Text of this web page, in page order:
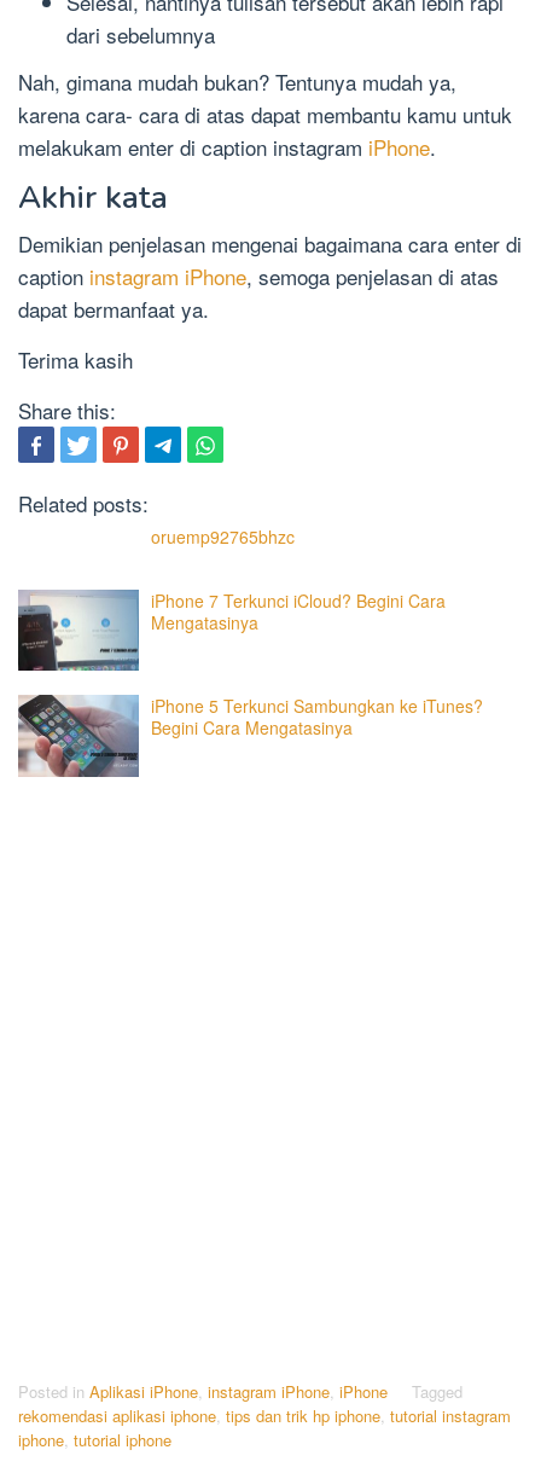
dari sebelumnya
Nah, gimana mudah bukan? Tentunya mudah ya,
karena cara- cara di atas dapat membantu kamu untuk
melakukam enter di caption instagram iPhone.
Akhir kata
Demikian penjelasan mengenai bagaimana cara enter di
caption instagram iPhone, semoga penjelasan di atas
dapat bermanfaat ya.
Terima kasih
Share this:
Related posts:
oruemp92765bhzc
iPhone 7 Terkunci iCloud? Begini Cara
Mengatasinya
iPhone 5 Terkunci Sambungkan ke iTunes?
Begini Cara Mengatasinya
Posted in Aplikasi iPhone instagram iPhone iPhone
Tagged
rekomendasi aplikasi iphone tips dan trik hp iphone tutorial instagram
iphone tutorial iphone